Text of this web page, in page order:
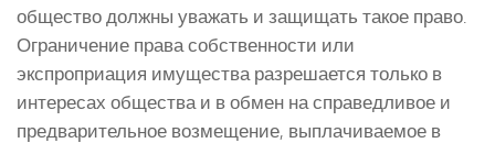
общество должны уважать и защищать такое право.
Ограничение права собственности или
экспроприация имущества разрешается только в
интересах общества и в обмен на справедливое и
предварительное возмещение, выплачиваемое в